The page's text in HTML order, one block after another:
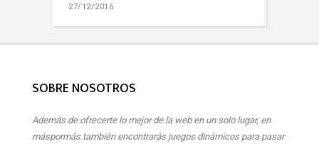
27/12/2016
SOBRE NOSOTROS
Además de ofrecerte lo mejor de la web en un solo lugar, en
máspormás también encontrarás juegos dinámicos para pasar